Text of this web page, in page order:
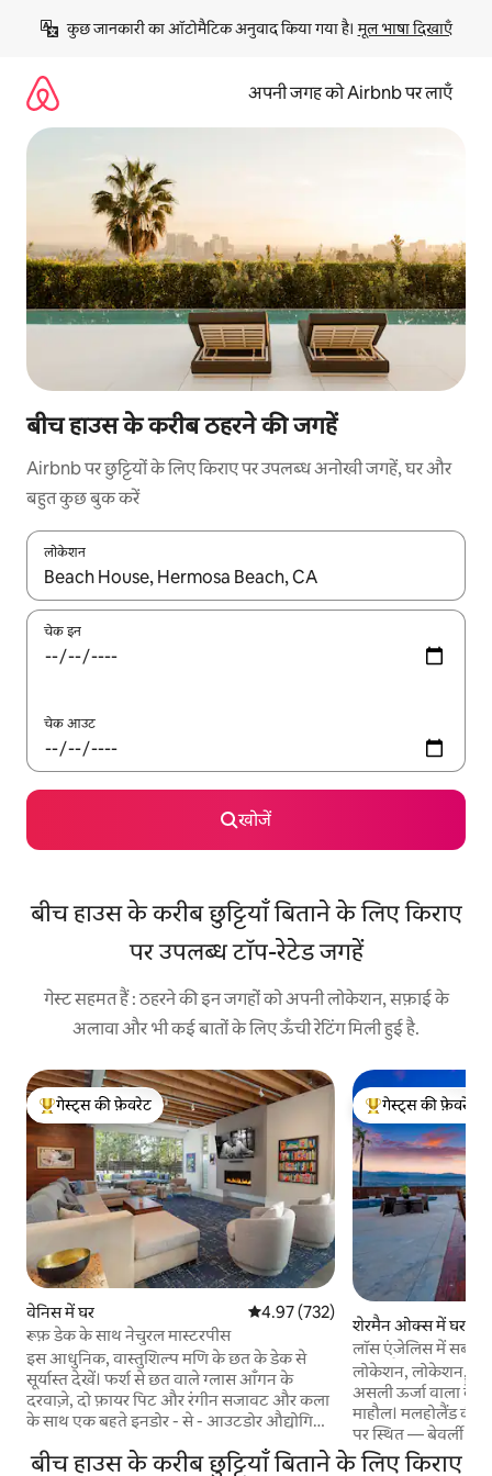
छोड़कर
कॉन्टेंट
कुछ जानकारी का ऑटोमैटिक अनुवाद किया गया है। मूल भाषा दिखाएँ
अपनी जगह को Airbnb पर लाएँ
बीच हाउस के करीब ठहरने की जगहें
Airbnb पर छुट्टियों के लिए किराए पर उपलब्ध अनोखी जगहें, घर और
बहुत कुछ बुक करें
लोकेशन
नतीजों के उपलब्ध होने पर, अप और डाउन 'ऐरो की' का इस्तेमाल करके नेविगेट
चेक इन
चेक आउट
खोजें
बीच हाउस के करीब छुट्टियाँ बिताने के लिए किराए
पर उपलब्ध टॉप-रेटेड जगहें
गेस्ट सहमत हैं : ठहरने की इन जगहों को अपनी लोकेशन, सफ़ाई के
अलावा और भी कई बातों के लिए ऊँची रेटिंग मिली हुई है.
गेस्ट्स का टॉप फ़ेवरेट
गेस्ट्स की फ़ेवरेट
वेनिस में घर औसत रेटिंग 5 में से 4.97, 732 समीक्षाएँ
4.97 (732)
रूफ़ डेक के साथ नेचुरल मास्टरपीस
इस आधुनिक, वास्तुशिल्प मणि के छत के डेक से
सूर्यास्त देखें। फर्श से छत वाले ग्लास आँगन के
दरवाज़े, दो फ़ायर पिट और रंगीन सजावट और कला
के साथ एक बहते इनडोर - से - आउटडोर औद्योगिक
और उससे कम उम्र के बच्चों को पोस्ट की गई
गेस्ट्स का टॉप फ़ेवरेट
गेस्ट्स की फ़ेवरेट
शेरमैन ओक्स में घर
लॉस एंजेलिस में सबसे
मलहोलैंड हिल्स रिट्रीट
लोकेशन, लोकेशन,
असली ऊर्जा वाला
माहौल। मलहोलैंड की
पर स्थित — बेवर्ली
ओक्स से कुछ ही दूर —
बीच हाउस के करीब छुट्टियाँ बिताने के लिए किराए